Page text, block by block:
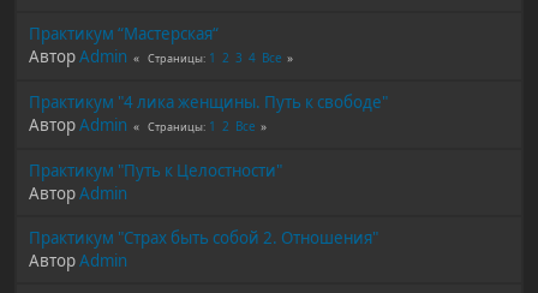
Практикум “Мастерская“
АвторAdmin Страницы 1 2 3 4 Все
Практикум "4 лика женщины. Путь к свободе"
АвторAdmin Страницы 1 2 Все
Практикум "Путь к Целостности"
АвторAdmin
Практикум "Страх быть собой 2. Отношения"
АвторAdmin